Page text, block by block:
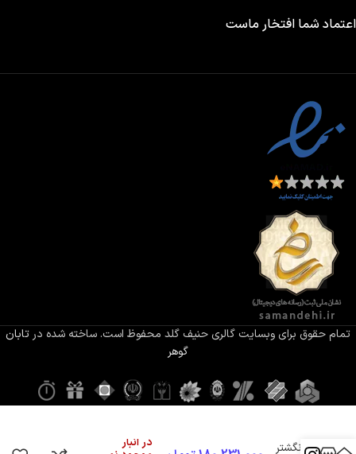
اعتماد شما افتخار ماست
تمام حقوق برای وبسایت گالری حنیف گلد محفوظ است. ساخته شده در تابان
گوهر
انگشتر در انبار